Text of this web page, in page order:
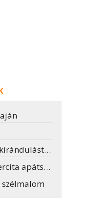
kisvasút
apátság
szélmalom